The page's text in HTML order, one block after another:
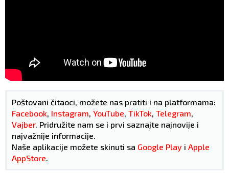
Poštovani čitaoci, možete nas pratiti i na platformama:
Facebook Instagram YouTube TikTok Telegram
Vajber. Pridružite nam se i prvi saznajte najnovije i
najvažnije informacije.
Naše aplikacije možete skinuti sa Google Play i Apple
AppStore